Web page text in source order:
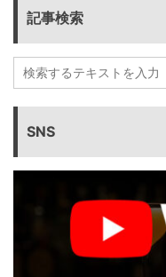
記事検索
SNS